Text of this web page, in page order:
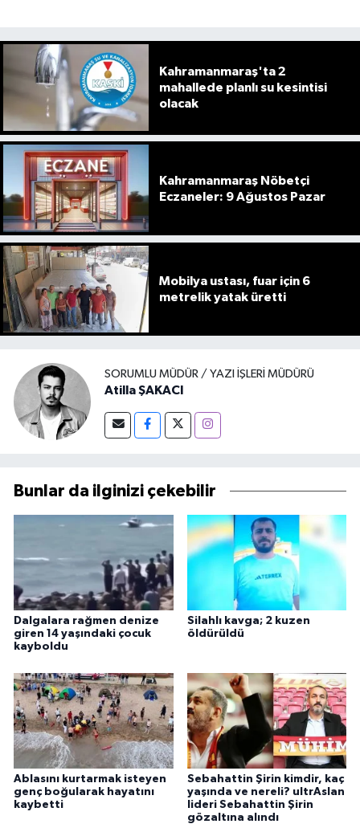
Kahramanmaraş'ta 2
mahallede planlı su kesintisi
olacak
Kahramanmaraş Nöbetçi
Eczaneler: 9 Ağustos Pazar
Mobilya ustası, fuar için 6
metrelik yatak üretti
SORUMLU MÜDÜR / YAZI İŞLERI MÜDÜRÜ
Atilla ŞAKACI
Bunlar da ilginizi çekebilir
Dalgalara rağmen denize
giren 14 yaşındaki çocuk
kayboldu
Silahlı kavga; 2 kuzen
öldürüldü
Ablasını kurtarmak isteyen
genç boğularak hayatını
kaybetti
Sebahattin Şirin kimdir, kaç
yaşında ve nereli? ultrAslan
lideri Sebahattin Şirin
gözaltına alındı